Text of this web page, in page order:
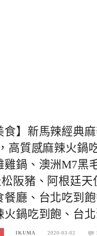
食】新馬辣經典
高質感麻辣火鍋
雞鍋、澳洲M7黑
阪豬、阿根廷天
餐廳、台北吃到飽
火鍋吃到飽、台北
IKUMA 2020-03-02